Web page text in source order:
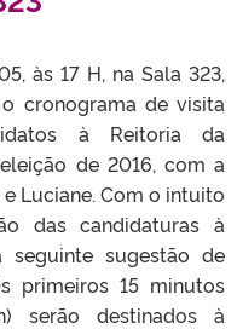
às 17 H, na Sala 323,
cronograma de visita
à Reitoria da
de 2016, com a
Luciane. Com o intuito
das candidaturas à
seguinte sugestão de
primeiros 15 minutos
serão destinados à